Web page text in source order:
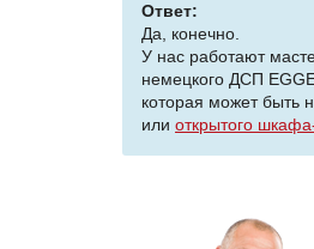
Ответ:
Да, конечно.
У нас работают
немецкого ДСП
которая может быть
или открытого